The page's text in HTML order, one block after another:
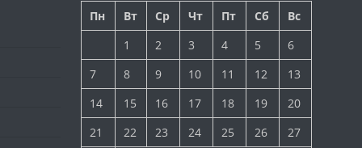
Пн
Вт Ср Чт Пт Сб
Вс
1
2 3 4 5
6
7
8 9 10 11 12
13
14
15 16 17 18 19
20
21
22 23 24 25 26
27